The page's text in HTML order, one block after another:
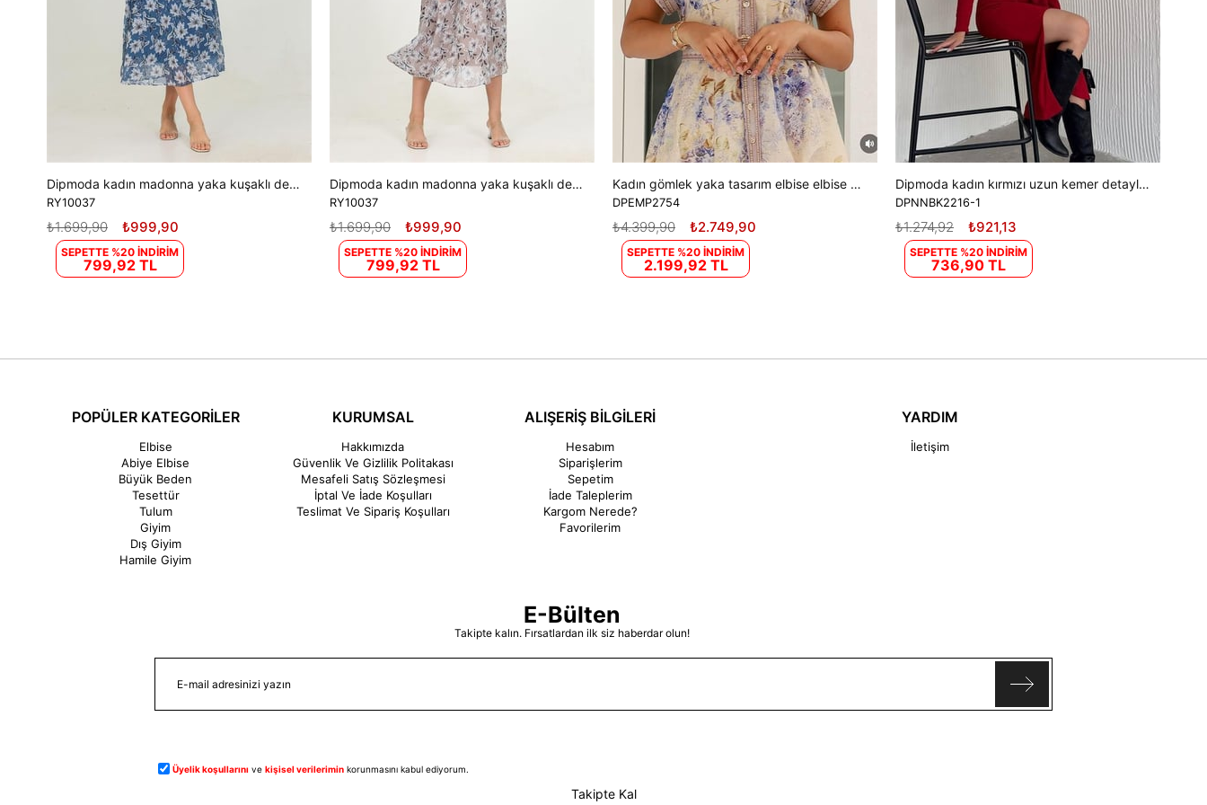
Dipmoda kadın madonna yaka kuşaklı desenli şifon elbise RY10037
RY10037
₺999,90
₺1.699,90
SEPETTE %20 İNDİRİM
799,92 TL
Dipmoda kadın madonna yaka kuşaklı desenli şifon elbise RY10037
RY10037
₺999,90
₺1.699,90
SEPETTE %20 İNDİRİM
799,92 TL
Kadın gömlek yaka tasarım elbise elbise DPEMP2754
DPEMP2754
₺2.749,90
₺4.399,90
SEPETTE %20 İNDİRİM
2.199,92 TL
Dipmoda kadın kırmızı uzun kemer detaylı elbise DPK2216
DPNNBK2216-1
₺921,13
₺1.274,92
SEPETTE %20 İNDİRİM
736,90 TL
POPÜLER KATEGORİLER
Elbise
Abiye Elbise
Büyük Beden
Tesettür
Tulum
Giyim
Dış Giyim
Hamile Giyim
KURUMSAL
Hakkımızda
Güvenlik Ve Gizlilik Politakası
Mesafeli Satış Sözleşmesi
İptal Ve İade Koşulları
Teslimat Ve Sipariş Koşulları
ALIŞERİŞ BİLGİLERİ
Hesabım
Siparişlerim
Sepetim
İade Taleplerim
Kargom Nerede?
Favorilerim
YARDIM
İletişim
E-Bülten
Takipte kalın. Fırsatlardan ilk siz haberdar olun!
Üyelik koşullarını ve kişisel verilerimin korunmasını kabul ediyorum.
Takipte Kal